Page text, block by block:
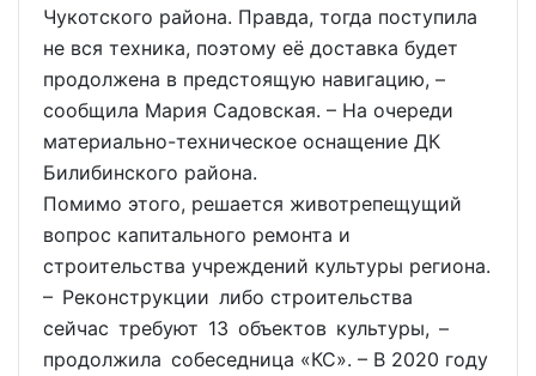
Чукотского района. Правда, тогда поступила
не вся техника, поэтому её доставка будет
продолжена в предстоящую навигацию, –
сообщила Мария Садовская. – На очереди
материально-техническое оснащение ДК
Билибинского района.
Помимо этого, решается животрепещущий
вопрос капитального ремонта и
строительства учреждений культуры региона.
– Реконструкции либо строительства
сейчас требуют 13 объектов культуры, –
продолжила собеседница «КС». – В 2020 году